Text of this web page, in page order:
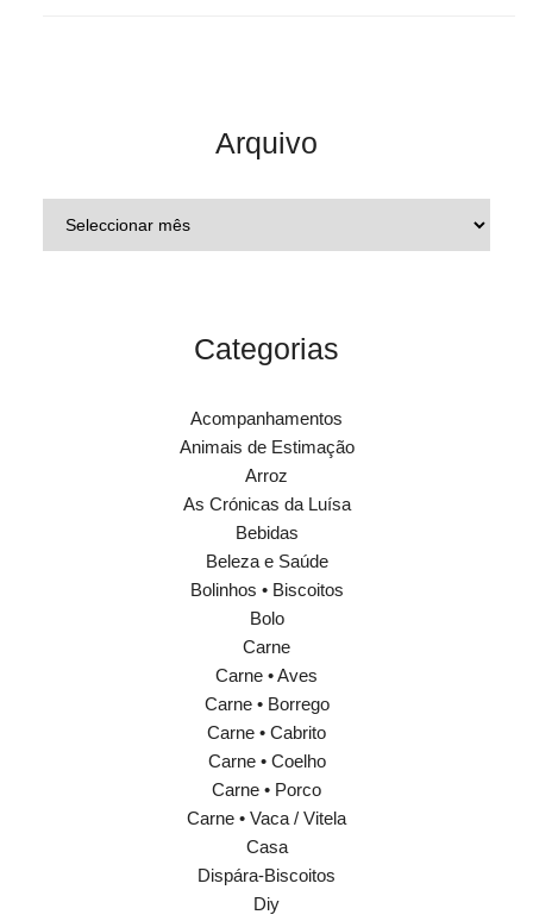
Arquivo
Categorias
Acompanhamentos
Animais de Estimação
Arroz
As Crónicas da Luísa
Bebidas
Beleza e Saúde
Bolinhos • Biscoitos
Bolo
Carne
Carne • Aves
Carne • Borrego
Carne • Cabrito
Carne • Coelho
Carne • Porco
Carne • Vaca / Vitela
Casa
Dispára-Biscoitos
Diy